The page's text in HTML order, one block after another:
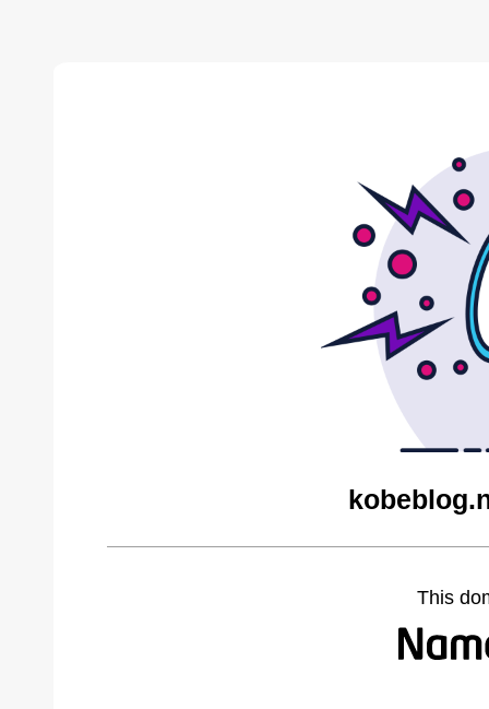
This